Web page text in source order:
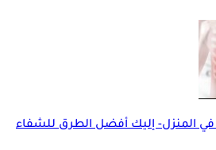
في المنزل- إليك أفضل الطرق للشفاء